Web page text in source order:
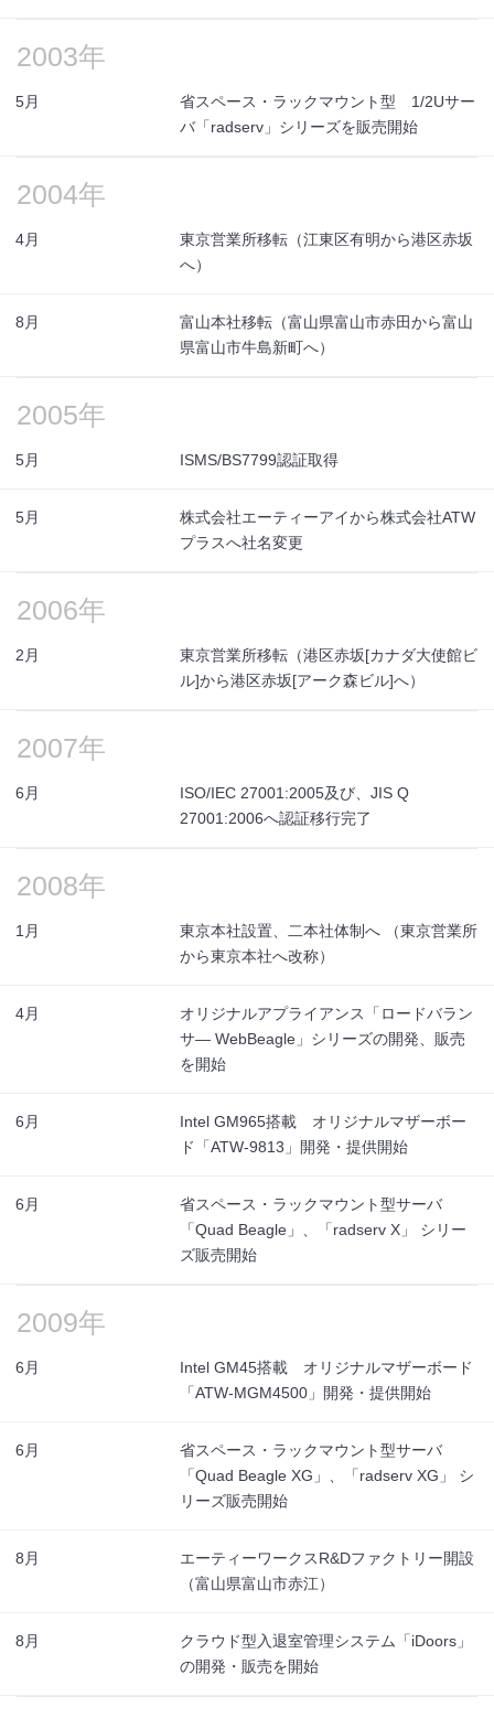
2003年
5月
省スペース・ラックマウント型 1/2Uサー
バ「radserv」シリーズを販売開始
2004年
4月
東京営業所移転（江東区有明から港区赤坂
へ）
8月
富山本社移転（富山県富山市赤田から富山
県富山市牛島新町へ）
2005年
5月 ISMS/BS7799認証取得
5月
株式会社エーティーアイから株式会社ATW
プラスへ社名変更
2006年
2月
東京営業所移転（港区赤坂[カナダ大使館ビ
ル]から港区赤坂[アーク森ビル]へ）
2007年
6月
ISO/IEC 27001:2005及び、JIS Q
27001:2006へ認証移行完了
2008年
1月
東京本社設置、二本社体制へ （東京営業所
から東京本社へ改称）
4月
オリジナルアプライアンス「ロードバラン
サ― WebBeagle」シリーズの開発、販売
を開始
6月
Intel GM965搭載 オリジナルマザーボー
ド「ATW-9813」開発・提供開始
6月
省スペース・ラックマウント型サーバ
「Quad Beagle」、「radserv X」 シリー
ズ販売開始
2009年
6月
Intel GM45搭載 オリジナルマザーボード
「ATW-MGM4500」開発・提供開始
6月
省スペース・ラックマウント型サーバ
「Quad Beagle XG」、「radserv XG」 シ
リーズ販売開始
8月
エーティーワークスR&Dファクトリー開設
（富山県富山市赤江）
8月
クラウド型入退室管理システム「iDoors」
の開発・販売を開始